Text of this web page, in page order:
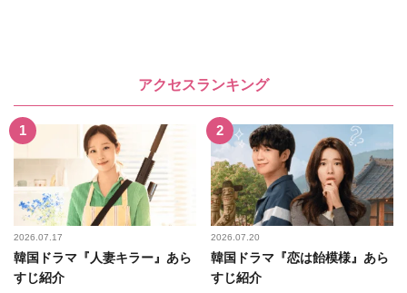
アクセスランキング
2026.07.17
韓国ドラマ『人妻キラー』あら
すじ紹介
2026.07.20
韓国ドラマ『恋は飴模様』あら
すじ紹介